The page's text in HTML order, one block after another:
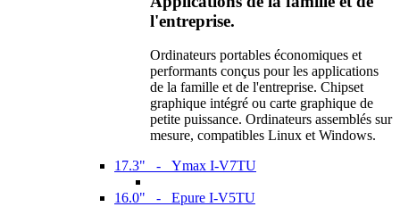
l'entreprise.
Ordinateurs portables économiques et
performants conçus pour les applications
de la famille et de l'entreprise. Chipset
graphique intégré ou carte graphique de
petite puissance. Ordinateurs assemblés sur
mesure, compatibles Linux et Windows.
17.3" - Ymax I-V7TU
16.0" - Epure I-V5TU